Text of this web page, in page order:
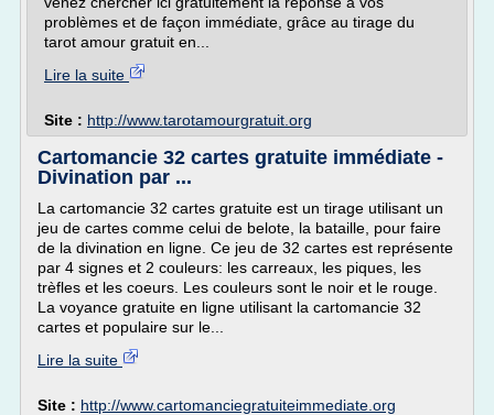
problèmes et de façon immédiate, grâce au tirage du
tarot amour gratuit en...
Lire la suite
Site : http://www.tarotamourgratuit.org
Cartomancie 32 cartes gratuite immédiate -
Divination par ...
La cartomancie 32 cartes gratuite est un tirage utilisant un
jeu de cartes comme celui de belote, la bataille, pour faire
de la divination en ligne. Ce jeu de 32 cartes est représente
par 4 signes et 2 couleurs: les carreaux, les piques, les
trèfles et les coeurs. Les couleurs sont le noir et le rouge.
La voyance gratuite en ligne utilisant la cartomancie 32
cartes et populaire sur le...
Lire la suite
Site : http://www.cartomanciegratuiteimmediate.org